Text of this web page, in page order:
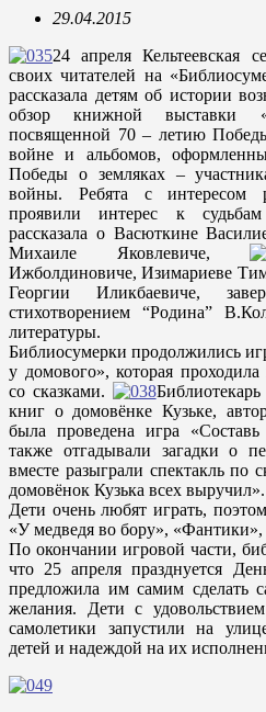
29.04.2015
24 апреля Кельтеевская
своих читателей на
рассказала детям об истории
обзор книжной выставки
посвященной 70 – летию
войне и альбомов,
Победы о земляках –
войны. Ребята с интересом
проявили интерес к судьбам
рассказала о Васюткине
Михаиле Яковлевиче,
Ижболдиновиче, Изимариеве
Георгии Иликбаевиче,
стихотворением “Родина”
литературы.
Библиосумерки продолжились
у домового», которая
со сказками.
книг о домовёнке Кузьке,
была проведена игра
также отгадывали загадки о
вместе разыграли спектакль по
домовёнок Кузька всех выручил».
Дети очень любят играть,
«У медведя во бору»,
По окончании игровой части,
что 25 апреля празднуется
предложила им самим сделать
желания. Дети с
самолетики запустили на
детей и надеждой на их